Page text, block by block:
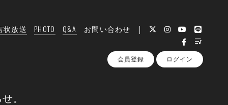
状放送 PHOTO Q&A お問い合わせ
会員登録 ログイン
。